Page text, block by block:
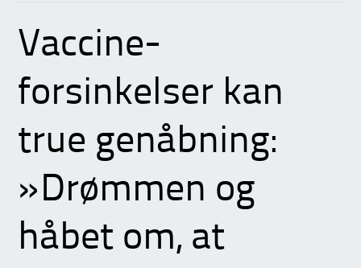
Vaccine-
forsinkelser kan
true genåbning:
»Drømmen og
håbet om, at